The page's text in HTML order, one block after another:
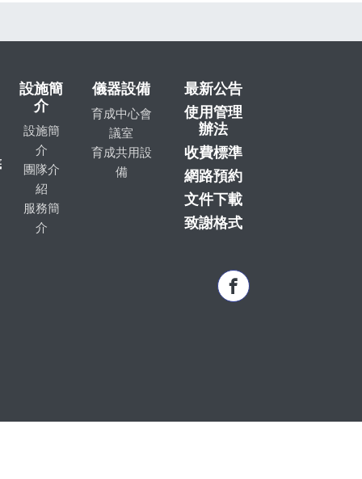
設施簡
介
設施簡
介
團隊介
紹
服務簡
介
儀器設備
育成中心會
議室
育成共用設
備
最新公告
使用管理
辦法
收費標準
網路預約
文件下載
致謝格式